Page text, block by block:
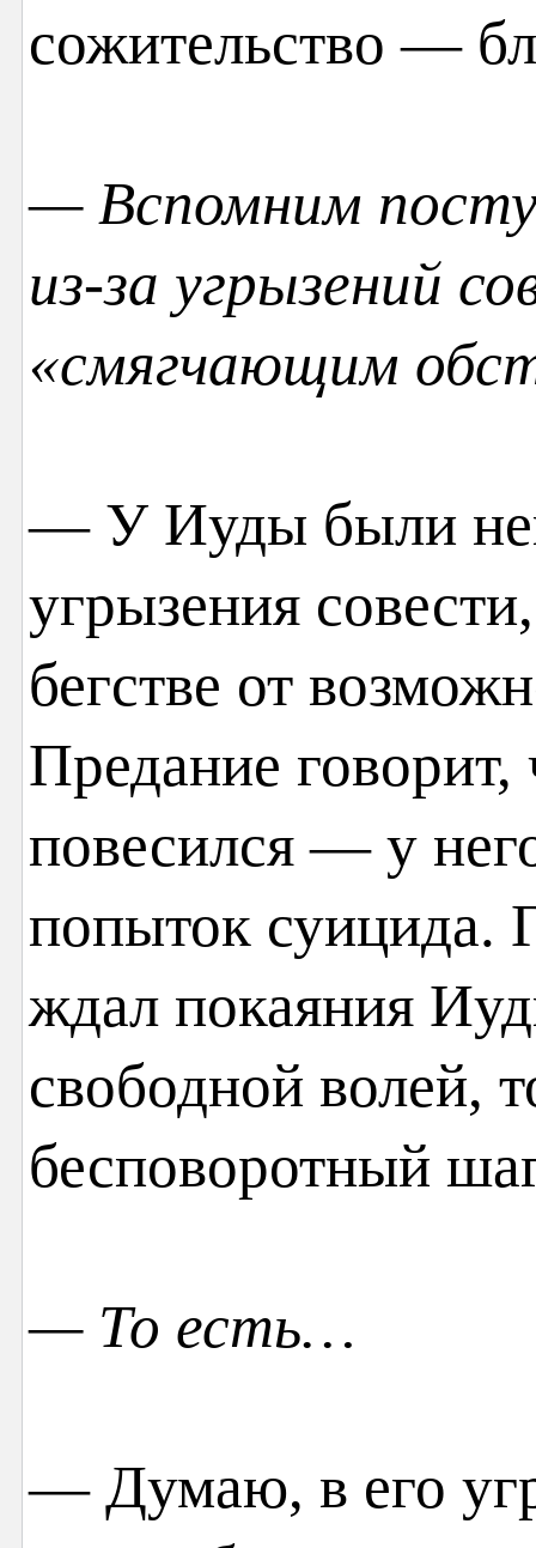
сожительство —
— Вспомним
из-за угрызений
«смягчающим
— У Иуды были
угрызения
бегстве от
Предание говорит,
повесился — у
попыток суицида.
ждал покаяния
свободной волей,
бесповоротный
— То есть…
— Думаю, в его